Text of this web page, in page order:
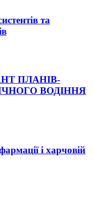
та
ПЛАНІВ-
ВОДІННЯ
і харчовій